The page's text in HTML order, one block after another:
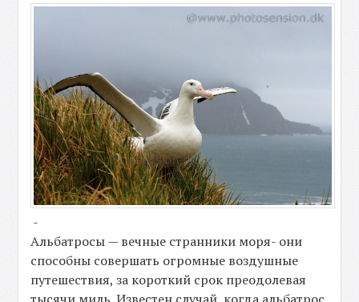
-
Альбатросы — вечные странники моря- они
способны совершать огромные воздушные
путешествия, за короткий срок преодолевая
тысячи миль. Известен случай, когда альбатрос,